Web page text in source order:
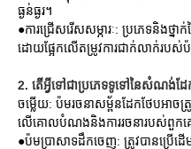
ធ្ងន់ធ្ងរ។
●ការជ្រើសរើសសម្ភារៈ: ប្រភេទនិងថ្ន
ដោយផ្អែកលើតម្រូវការជាក់លាក់របស់ប៉
2. តើអ្វីទៅជាប្រភេទទូទៅនៃសំណង់ដែ
ចម្លើយ: ប៉មរចនាសម្ព័នដែកថែបអាចត្រូ
លើគោលបំណងនិងការរចនារបស់ពួកគ
●ប៉មប្រាសាទដឹកចេញ: ត្រូវបានប្រើ